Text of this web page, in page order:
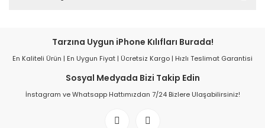
Tarzına Uygun iPhone Kılıfları Burada!
En Kaliteli Ürün | En Uygun Fiyat | Ücretsiz Kargo | Hızlı Teslimat Garantisi
Sosyal Medyada Bizi Takip Edin
İnstagram ve Whatsapp Hattımızdan 7/24 Bizlere Ulaşabilirsiniz!